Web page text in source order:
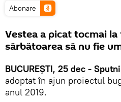
Abonare
Vestea a picat tocmai
sărbătoarea să nu fie
BUCUREȘTI, 25 dec -
adoptat în ajun proiectul
anul 2019.